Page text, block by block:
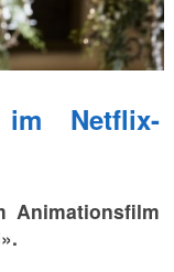
Netflix-
Animationsfilm